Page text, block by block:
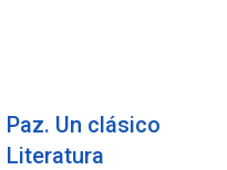
Un clásico
Literatura